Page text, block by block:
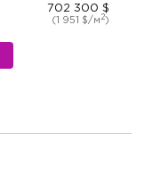
702 300 $
(1 951 $/м 2)